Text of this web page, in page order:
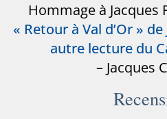
Hommage à Jacques
« Retour à Val d’Or »
autre lecture du
– Jacques